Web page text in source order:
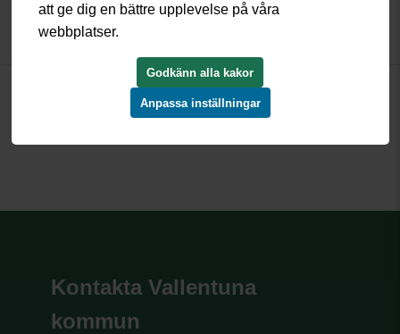
Skolsamråd
Olympiaskolans föräldrasamråd träffas en gång per termin och
alla vårdnadshavare är välkomna att delta. Syftet med samråd
Kontakta Vallentuna
kommun
att ge dig en bättre upplevelse på våra
webbplatser.
Godkänn alla kakor
Anpassa inställningar